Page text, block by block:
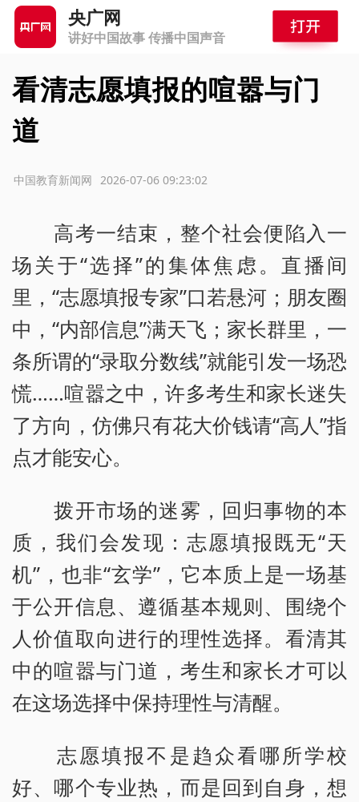
央广网
讲好中国故事 传播中国声音
看清志愿填报的喧嚣与门
道
2026-07-06 09:23:02
中国教育新闻网
高考一结束，整个社会便陷入一
场关于“选择”的集体焦虑。直播间
里，“志愿填报专家”口若悬河；朋友圈
中，“内部信息”满天飞；家长群里，一
条所谓的“录取分数线”就能引发一场恐
慌……喧嚣之中，许多考生和家长迷失
了方向，仿佛只有花大价钱请“高人”指
点才能安心。
拨开市场的迷雾，回归事物的本
质，我们会发现：志愿填报既无“天
机”，也非“玄学”，它本质上是一场基
于公开信息、遵循基本规则、围绕个
人价值取向进行的理性选择。看清其
中的喧嚣与门道，考生和家长才可以
在这场选择中保持理性与清醒。
志愿填报不是趋众看哪所学校
好、哪个专业热，而是回到自身，想